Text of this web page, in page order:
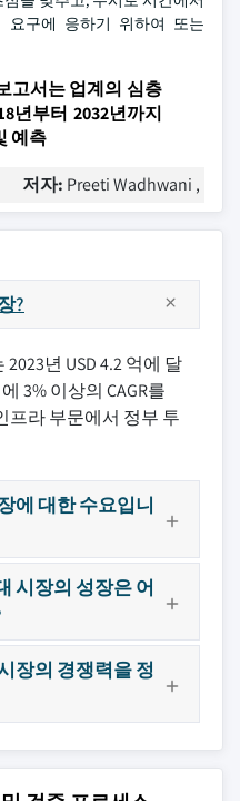
구에 응하기 위하여 또는
고서는 업계의 심층
년부터 2032년까지
예측
저자: Preeti Wadhwani ,
?
년 USD 4.2 억에 달
3% 이상의 CAGR를
프라 부문에서 정부 투
에 대한 수요입니
시장의 성장은 어
장의 경쟁력을 정